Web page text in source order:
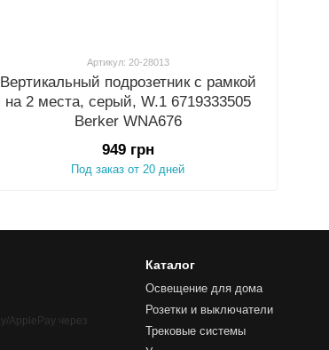
Артикул: 20-28013
Вертикальный подрозетник с рамкой
на 2 места, серый, W.1 6719333505
Berker WNA676
949 грн
Под заказ от 20 дней
Каталог
Освещение для дома
Розетки и выключатели
Трековые системы